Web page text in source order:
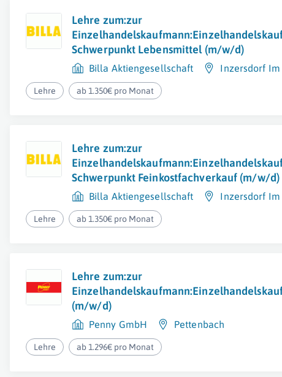
Lehre zum:zur
Schwerpunkt Lebensmittel (m/w/d)
Billa Aktiengesellschaft Inzersdorf
Lehre ab 1.350€ pro Monat
Lehre zum:zur
Schwerpunkt Feinkostfachverkauf (m/w/d)
Billa Aktiengesellschaft Inzersdorf
Lehre ab 1.350€ pro Monat
Lehre zum:zur
(m/w/d)
Penny GmbH Pettenbach
Lehre ab 1.296€ pro Monat